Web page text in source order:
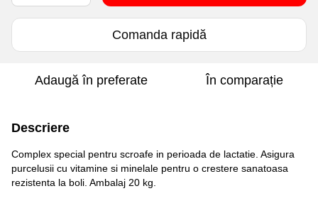
Comanda rapidă
Adaugă în preferate În comparație
Descriere
Complex special pentru scroafe in perioada de lactatie. Asigura
purcelusii cu vitamine si minelale pentru o crestere sanatoasa
rezistenta la boli. Ambalaj 20 kg.